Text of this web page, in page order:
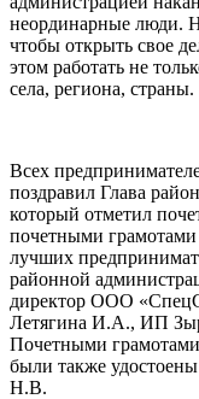
неординарные люди.
чтобы открыть свое
этом работать не
села, региона, страны.
Всех
поздравил Глава
который отметил
почетными грамотами
лучших
районной
директор ООО
Летягина И.А., ИП
Почетными грамотами
были также
Н.В.